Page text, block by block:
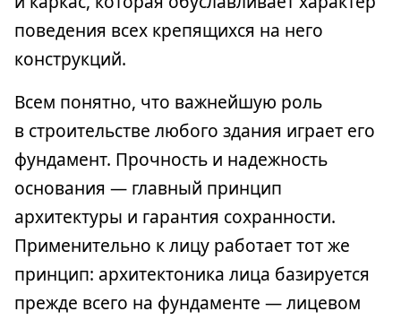
поведения всех крепящихся на него
конструкций.
Всем понятно, что важнейшую роль
в строительстве любого здания играет его
фундамент. Прочность и надежность
основания — главный принцип
архитектуры и гарантия сохранности.
Применительно к лицу работает тот же
принцип: архитектоника лица базируется
прежде всего на фундаменте — лицевом